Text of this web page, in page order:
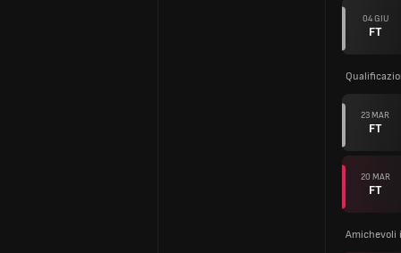
04 GIU
FT
23 MAR
FT
20 MAR
FT
Amichevoli